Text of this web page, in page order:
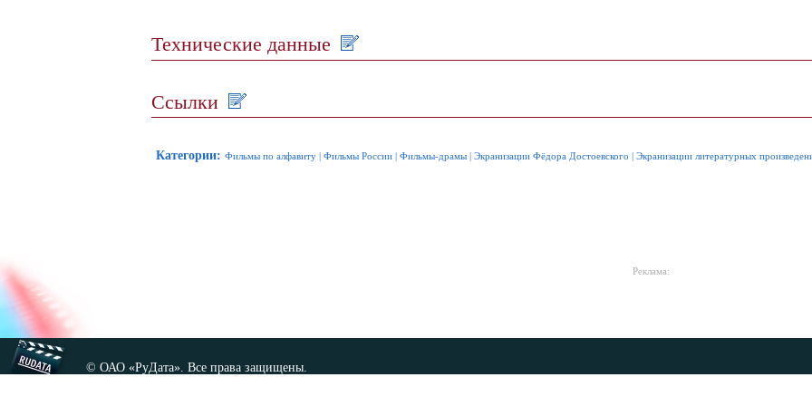
Технические данные
Ссылки
Категории: Фильмы по алфавиту | Фильмы России | Фильмы-драмы | Экранизации Фёдора Достоевского | Экранизации литературных
Реклама:
© ОАО «РуДата». Все права защищены.